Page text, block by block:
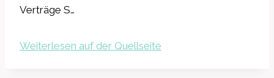
Verträge S…
Weiterlesen auf der Quellseite